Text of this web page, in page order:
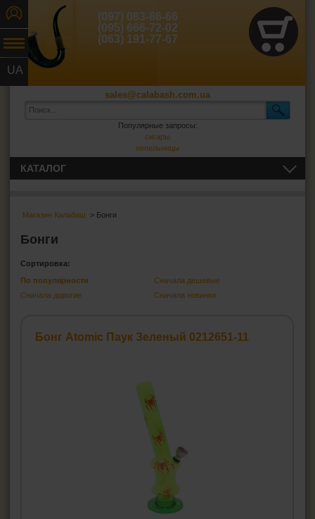
UA
(097) 083-86-66
(095) 666-72-02
(063) 191-77-67
sales@calabash.com.ua
Популярные запросы:
сигары
пепельницы
Магазин Калабаш > Бонги
Бонги
Сортировка:
По популярности
Сначала дешевые
Сначала дорогие
Сначала новинки
Бонг Atomic Паук Зеленый 0212651-11
КАТАЛОГ
ЗАЖИГАЛКИ